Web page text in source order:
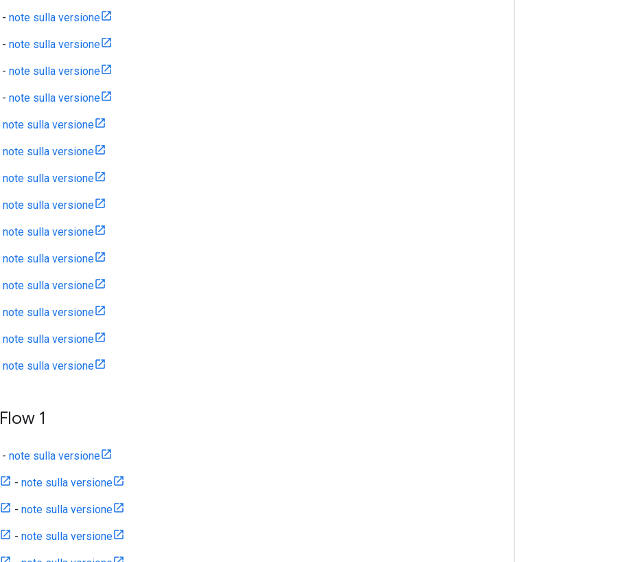
- note sulla versione
- note sulla versione
- note sulla versione
- note sulla versione
note sulla versione
note sulla versione
note sulla versione
note sulla versione
note sulla versione
note sulla versione
note sulla versione
note sulla versione
note sulla versione
note sulla versione
Flow 1
- note sulla versione
- note sulla versione
- note sulla versione
- note sulla versione